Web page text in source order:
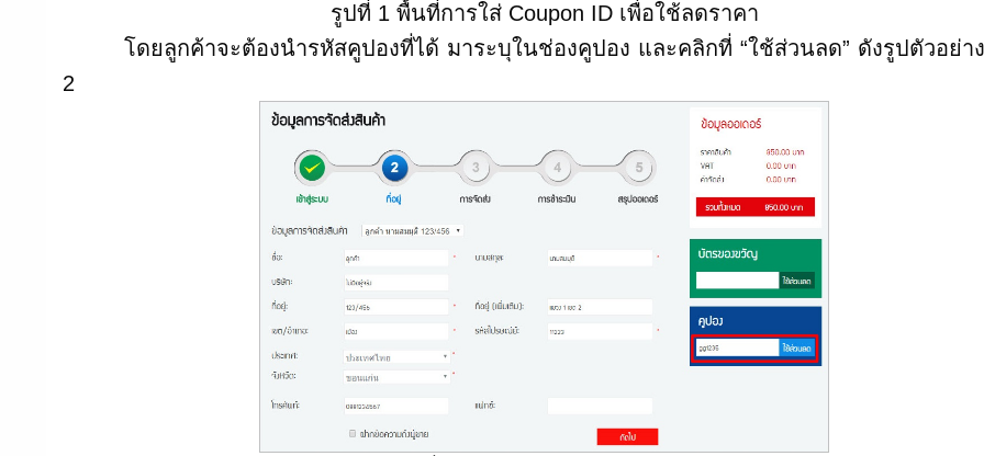
รูปที่ 1 พื้นที่การใส่ Coupon ID เพื่อใช้ลดราคา
โดยลูกค้าจะต้องนำรหัสคูปองที่ได้ มาระบุในช่องคูปอง และคลิกที่ “ใช้ส่วนลด” ดังรูปตัวอย่า
2